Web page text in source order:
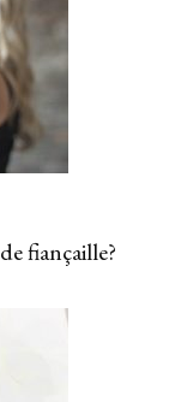
fiançaille?